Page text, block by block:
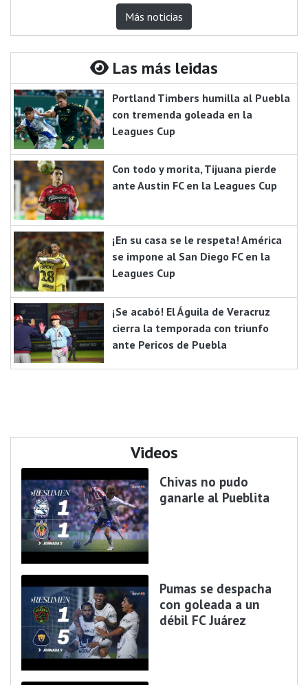
Más noticias
Las más leidas
Portland Timbers humilla al Puebla
con tremenda goleada en la
Leagues Cup
Con todo y morita, Tijuana pierde
ante Austin FC en la Leagues Cup
¡En su casa se le respeta! América
se impone al San Diego FC en la
Leagues Cup
¡Se acabó! El Águila de Veracruz
cierra la temporada con triunfo
ante Pericos de Puebla
Videos
Chivas no pudo
ganarle al Pueblita
Pumas se despacha
con goleada a un
débil FC Juárez